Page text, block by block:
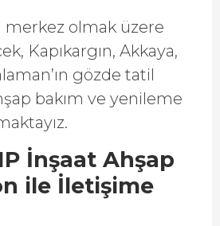
merkez olmak üzere
Kapıkargın, Akkaya,
gözde tatil
bakım ve yenileme
İnşaat Ahşap
ile İletişime